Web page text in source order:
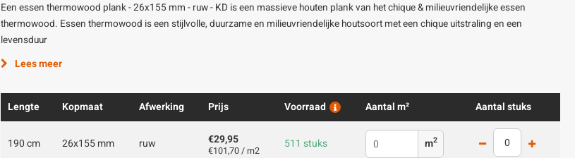
Alle poten & onderstellen
Een essen thermowood plank - 26x155 mm - ruw - KD is een massieve houten plank van het chique & milieuvriendelijke essen
thermowood. Essen thermowood is een stijlvolle, duurzame en milieuvriendelijke houtsoort met een chique uitstraling en een
levensduur
Lees meer
Lengte Kopmaat Afwerking Prijs Voorraad Aantal m² Aantal stuks
190 cm 26x155 mm ruw €29,95
€101,70 / m2 511 stuks m2